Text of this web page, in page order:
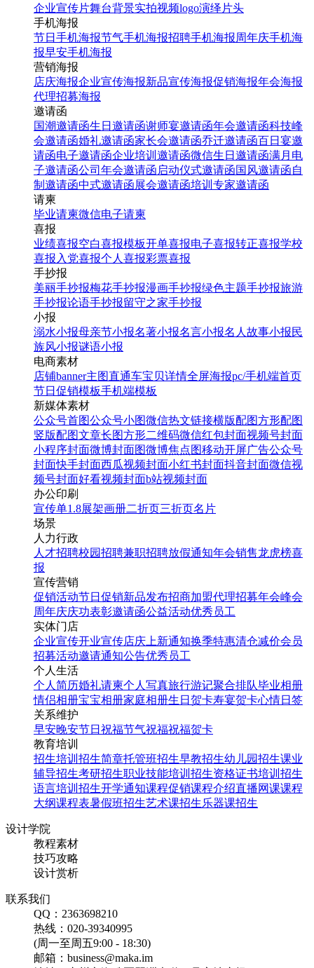
企业宣传片舞台背景实拍视频logo演绎 片头
手机海报
节日手机海报节气手机海报招聘手机海报周年庆手机海
报早安手机海报
营销海报
店庆海报企业宣传海报新品宣传海报促销海报年会海报
代理招募海报
邀请函
国潮邀请函生日邀请函谢师宴邀请函年会邀请函科技峰
会邀请函婚礼邀请函家长会邀请函乔迁邀请函百日宴邀
请函电子邀请函企业培训邀请函微信生日邀请函满月电
子邀请函公司年会邀请函 启动仪式邀请函国风邀请函自
制邀请函中式邀请函展会邀请函培训专家邀请函
请柬
毕业请柬微信电子请柬
喜报
业绩喜报空白喜报模板开单喜报电子喜报转正喜报学校
喜报 入党喜报个人喜报彩票喜报
手抄报
美丽手抄报梅花手抄报漫画手抄报绿色主题手抄报旅游
手抄报论语手抄报留守之家手抄报
小报
溺水小报母亲节小报名著小报名言小报名人故事小报民
族风小报谜语小报
电商素材
店铺banner主图直通车宝贝详情全屏海报pc/手机端首页
节日促销模板手机端模板
新媒体素材
公众号首图公众号小图微信热文链接横版配图方形配图
竖版配图文章长图方形二维码微信红包封面视频号封面
小程序封面微博封面图微博焦点图移动开屏广告公众号
封面快手封面西瓜视频封面小红书封面抖音封面微信视
频号封面好看视频封面b站视频封面
办公印刷
宣传单1.8展架画册二折页三折页名片
场景
人力行政
人才招聘校园招聘兼职招聘放假通知年会销售龙虎榜喜
报
宣传营销
促销活动节日促销新品发布招商加盟代理招募年会峰会
周年庆庆功表彰邀请函公益活动优秀员工
实体门店
企业宣传开业宣传店庆 上新通知换季特惠清仓减价会员
招募活动邀请通知公告优秀员工
个人生活
个人简历婚礼请柬个人写真旅行游记聚合排队毕业相册
情侣相册宝宝相册家庭相册生日贺卡寿宴贺卡心情日签
关系维护
早安晚安节日祝福节气祝福祝福贺卡
教育培训
招生培训 招生简章托管班招生早教招生幼儿园招生课业
辅导招生考研招生职业技能培训招生资格证书培训招生
语言培训招生开学通知课程促销课程介绍直播网课课程
大纲课程表暑假班招生艺术课招生乐器课招生
设计学院
教程素材
技巧攻略
设计赏析
联系我们
QQ：2363698210
热线：020-39340995
(周一至周五9:00 - 18:30)
邮箱：business@maka.im